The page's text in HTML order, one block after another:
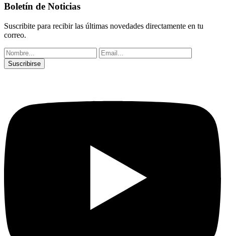
Boletín de Noticias
Suscribite para recibir las últimas novedades directamente en tu
correo.
Suscribirse